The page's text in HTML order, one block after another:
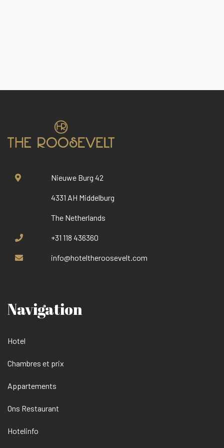
Nieuwe Burg 42
4331 AH Middelburg
The Netherlands
+31 118 436360
info@hoteltheroosevelt.com
Navigation
Hotel
Chambres et prix
Appartements
Ons Restaurant
Hotelinfo